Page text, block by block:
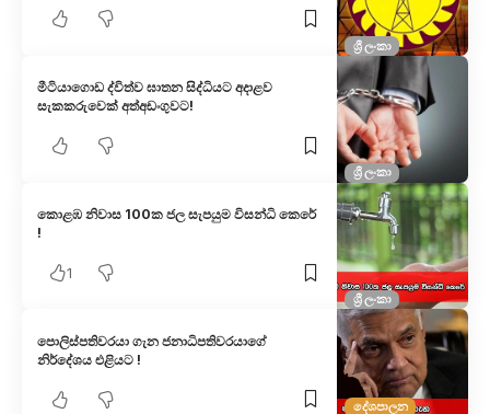
ශ්‍රී ලංකා
ශ්‍රී ලංකා
මීටියාගොඩ ද්විත්ව ඝාතන සිද්ධියට අදාළව
සැකකරුවෙක් අත්අඩංගුවට!
ශ්‍රී ලංකා
කොළඹ නිවාස 100ක ජල සැපයුම විසන්ධි කෙරේ
!
1
දේශපාලන
පොලිස්පතිවරයා ගැන ජනාධිපතිවරයාගේ
නිර්දේශය එළියට !